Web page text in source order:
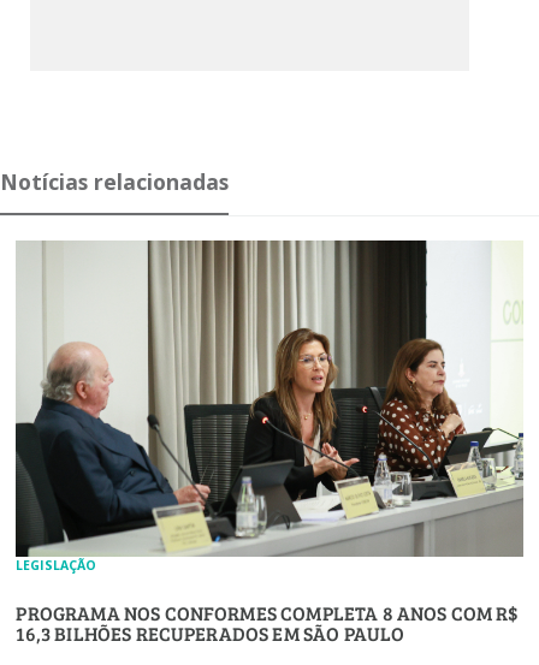
Notícias relacionadas
LEGISLAÇÃO
PROGRAMA NOS CONFORMES COMPLETA 8 ANOS COM R$
16,3 BILHÕES RECUPERADOS EM SÃO PAULO